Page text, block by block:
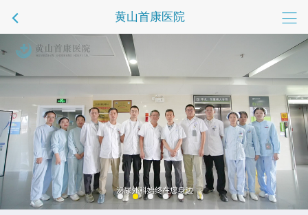
黄山首康医院